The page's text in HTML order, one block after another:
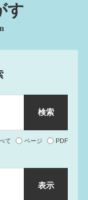
す
て ページ PDF